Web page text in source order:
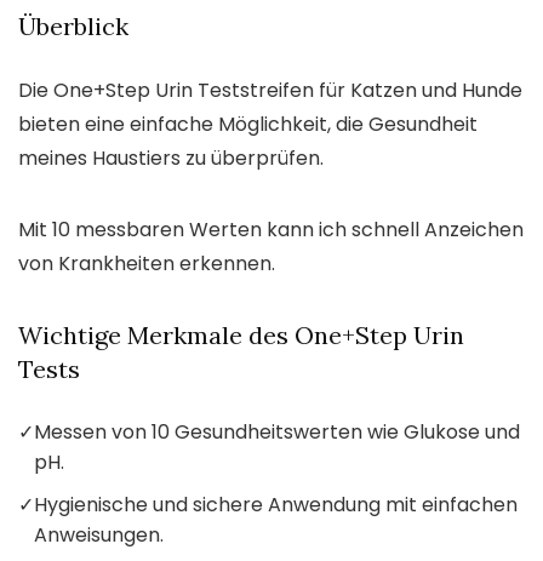
Überblick
Die One+Step Urin Teststreifen für Katzen und Hunde
bieten eine einfache Möglichkeit, die Gesundheit
meines Haustiers zu überprüfen.
Mit 10 messbaren Werten kann ich schnell Anzeichen
von Krankheiten erkennen.
Wichtige Merkmale des One+Step Urin
Tests
✓Messen von 10 Gesundheitswerten wie Glukose und
pH.
✓Hygienische und sichere Anwendung mit einfachen
Anweisungen.